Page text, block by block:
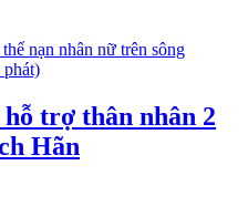
trợ thân nhân 2
Hãn